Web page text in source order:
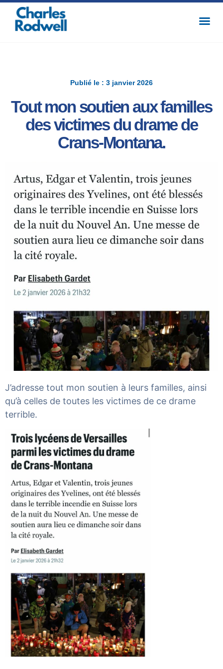
Publié le : 3 janvier 2026
Tout mon soutien aux familles
des victimes du drame de
Crans-Montana.
J’adresse tout mon soutien à leurs familles, ainsi
qu’à celles de toutes les victimes de ce drame
terrible.